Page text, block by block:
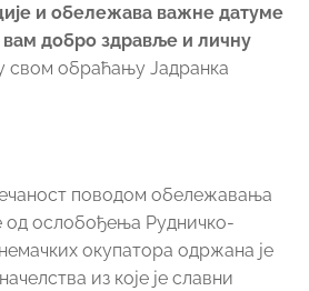
и обележава важне датуме
добро здравље и личну
свом обраћању Јадранка
поводом обележавања
од ослобођења Рудничко-
окупатора одржана је
из које је славни